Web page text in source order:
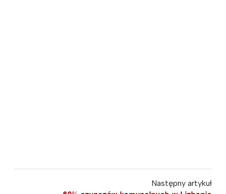
Następny artykuł